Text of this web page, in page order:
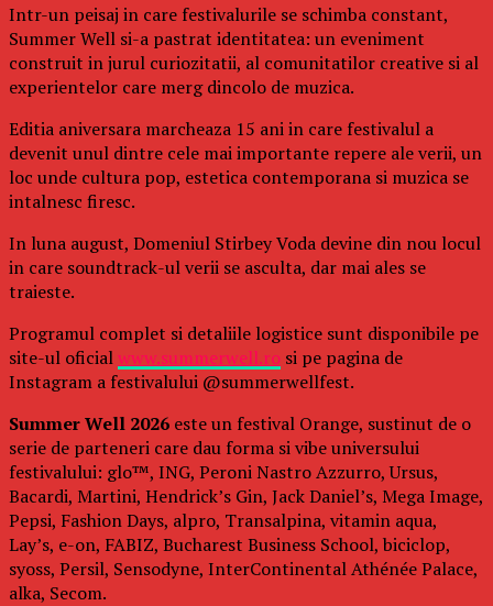
Intr-un peisaj in care festivalurile se schimba constant,
Summer Well si-a pastrat identitatea: un eveniment
construit in jurul curiozitatii, al comunitatilor creative si al
experientelor care merg dincolo de muzica.
Editia aniversara marcheaza 15 ani in care festivalul a
devenit unul dintre cele mai importante repere ale verii, un
loc unde cultura pop, estetica contemporana si muzica se
intalnesc firesc.
In luna august, Domeniul Stirbey Voda devine din nou locul
in care soundtrack-ul verii se asculta, dar mai ales se
traieste.
Programul complet si detaliile logistice sunt disponibile pe
site-ul oficialwww.summerwell.ro si pe pagina de
Instagram a festivalului @summerwellfest.
Summer Well 2026 este un festival Orange, sustinut de o
serie de parteneri care dau forma si vibe universului
festivalului: glo™, ING, Peroni Nastro Azzurro, Ursus,
Bacardi, Martini, Hendrick’s Gin, Jack Daniel’s, Mega Image,
Pepsi, Fashion Days, alpro, Transalpina, vitamin aqua,
Lay’s, e-on, FABIZ, Bucharest Business School, biciclop,
syoss, Persil, Sensodyne, InterContinental Athénée Palace,
alka, Secom.